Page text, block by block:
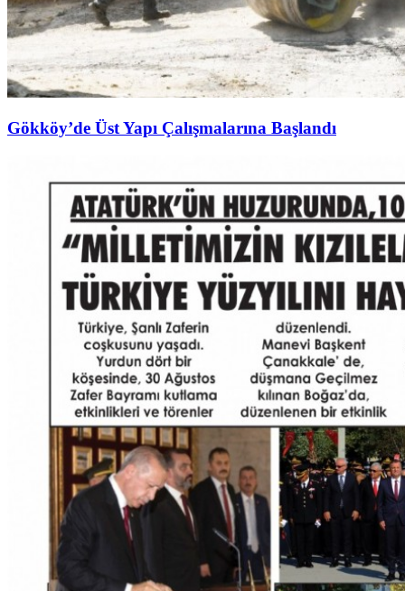
Gökköy’de Üst Yapı Çalışmalarına Başlandı